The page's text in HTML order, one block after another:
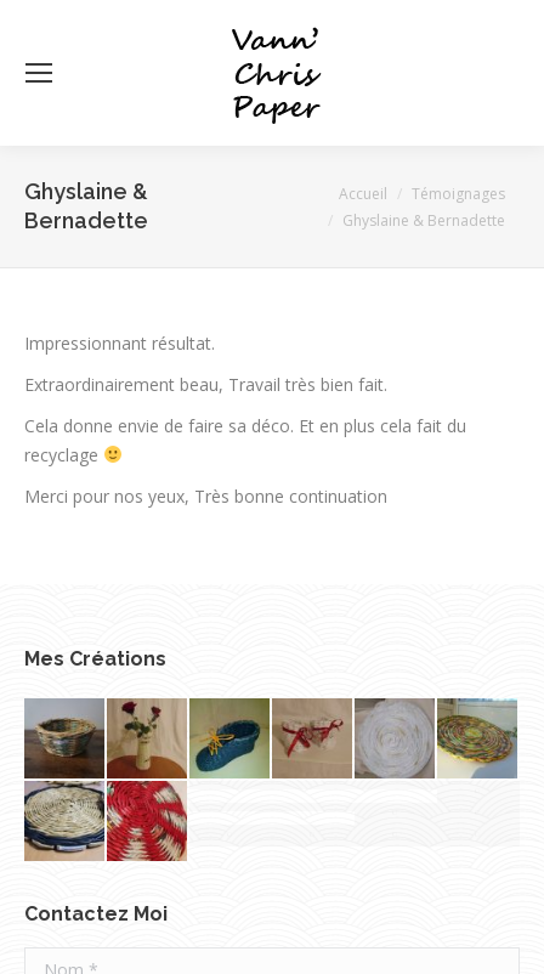
Ghyslaine &
Bernadette
Accueil
Témoignages
Ghyslaine & Bernadette
Impressionnant résultat.
Extraordinairement beau, Travail très bien fait.
Cela donne envie de faire sa déco. Et en plus cela fait du
recyclage
Merci pour nos yeux, Très bonne continuation
Mes Créations
Contactez Moi
Nom *